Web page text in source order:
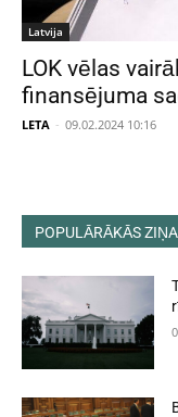
Latvija
LOK vēlas
finansējuma
LETA - 09.02.2024 10:16
POPULĀRĀKĀS